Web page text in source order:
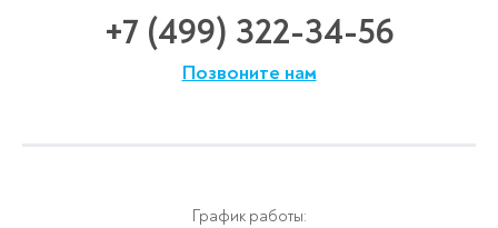
+7 (499) 322-34-56
Позвоните нам
График работы: